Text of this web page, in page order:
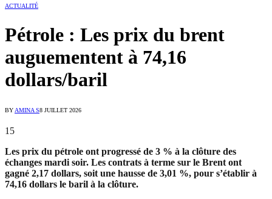
ACTUALITÉ
Pétrole : Les prix du brent
auguementent à 74,16
dollars/baril
BYAMINA S8 JUILLET 2026
15
Les prix du pétrole ont progressé de 3 % à la clôture des
échanges mardi soir. Les contrats à terme sur le Brent ont
gagné 2,17 dollars, soit une hausse de 3,01 %, pour s’établir à
74,16 dollars le baril à la clôture.